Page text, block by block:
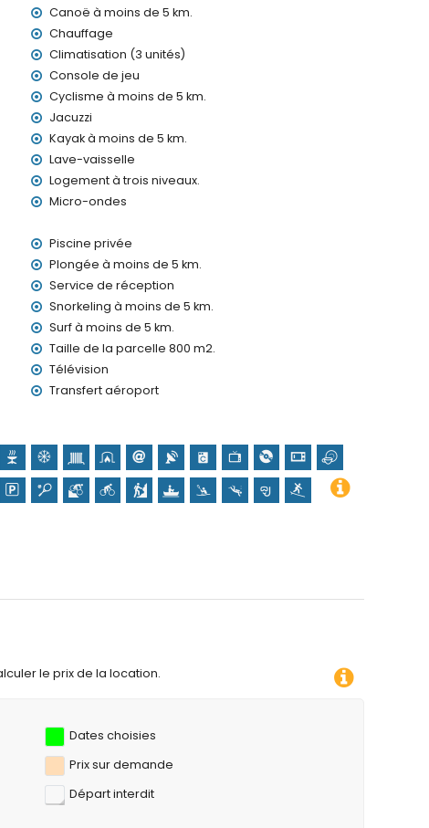
de la villa
sur 24
pong
à Moraira, Costa Blanca
(à moins de 5 kilomètres de la maison)
(Castell de Moraira), ruine (Castell de Moraira),
architectural (Centre historique) et lieu historique
l'hébergement)
de 10 kilomètres de l'hébergement)
plongée, snorkeling et surf (à moins de 5 kilomètres de la
10 kilomètres de la villa)
Canoë à moins de 5 km.
Chauffage
Climatisation (3 unités)
Console de jeu
Cyclisme à moins de 5 km.
Jacuzzi
Kayak à moins de 5 km.
Lave-vaisselle
Logement à trois niveaux.
Micro-ondes
Piscine privée
Plongée à moins de 5 km.
Service de réception
Snorkeling à moins de 5 km.
Surf à moins de 5 km.
Taille de la parcelle 800 m2.
Télévision
Transfert aéroport
le prix de la location.
Dates choisies
Prix ​​sur demande
Départ interdit